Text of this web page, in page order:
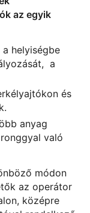
az egyik
helyiségbe
a
és
anyag
való
módon
az operátor
középre